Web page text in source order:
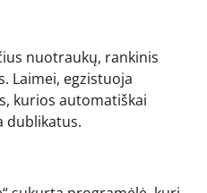
nuotraukų, rankinis
Laimei, egzistuoja
kurios automatiškai
dublikatus.